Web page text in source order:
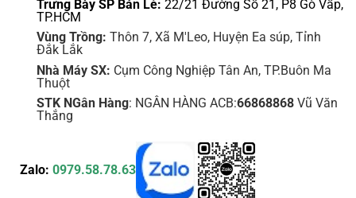
Trưng Bày SP Bán Lẻ: 22/21 Đường Số 21, P8 Gò Vấp,
TP.HCM
Vùng Trồng: Thôn 7, Xã M'Leo, Huyện Ea súp, Tỉnh
Đắk Lắk
Nhà Máy SX: Cụm Công Nghiệp Tân An, TP.Buôn Ma
Thuột
STK NGân Hàng: NGÂN HÀNG ACB:66868868Vũ Văn
Thắng
Zalo: 0979.58.78.63